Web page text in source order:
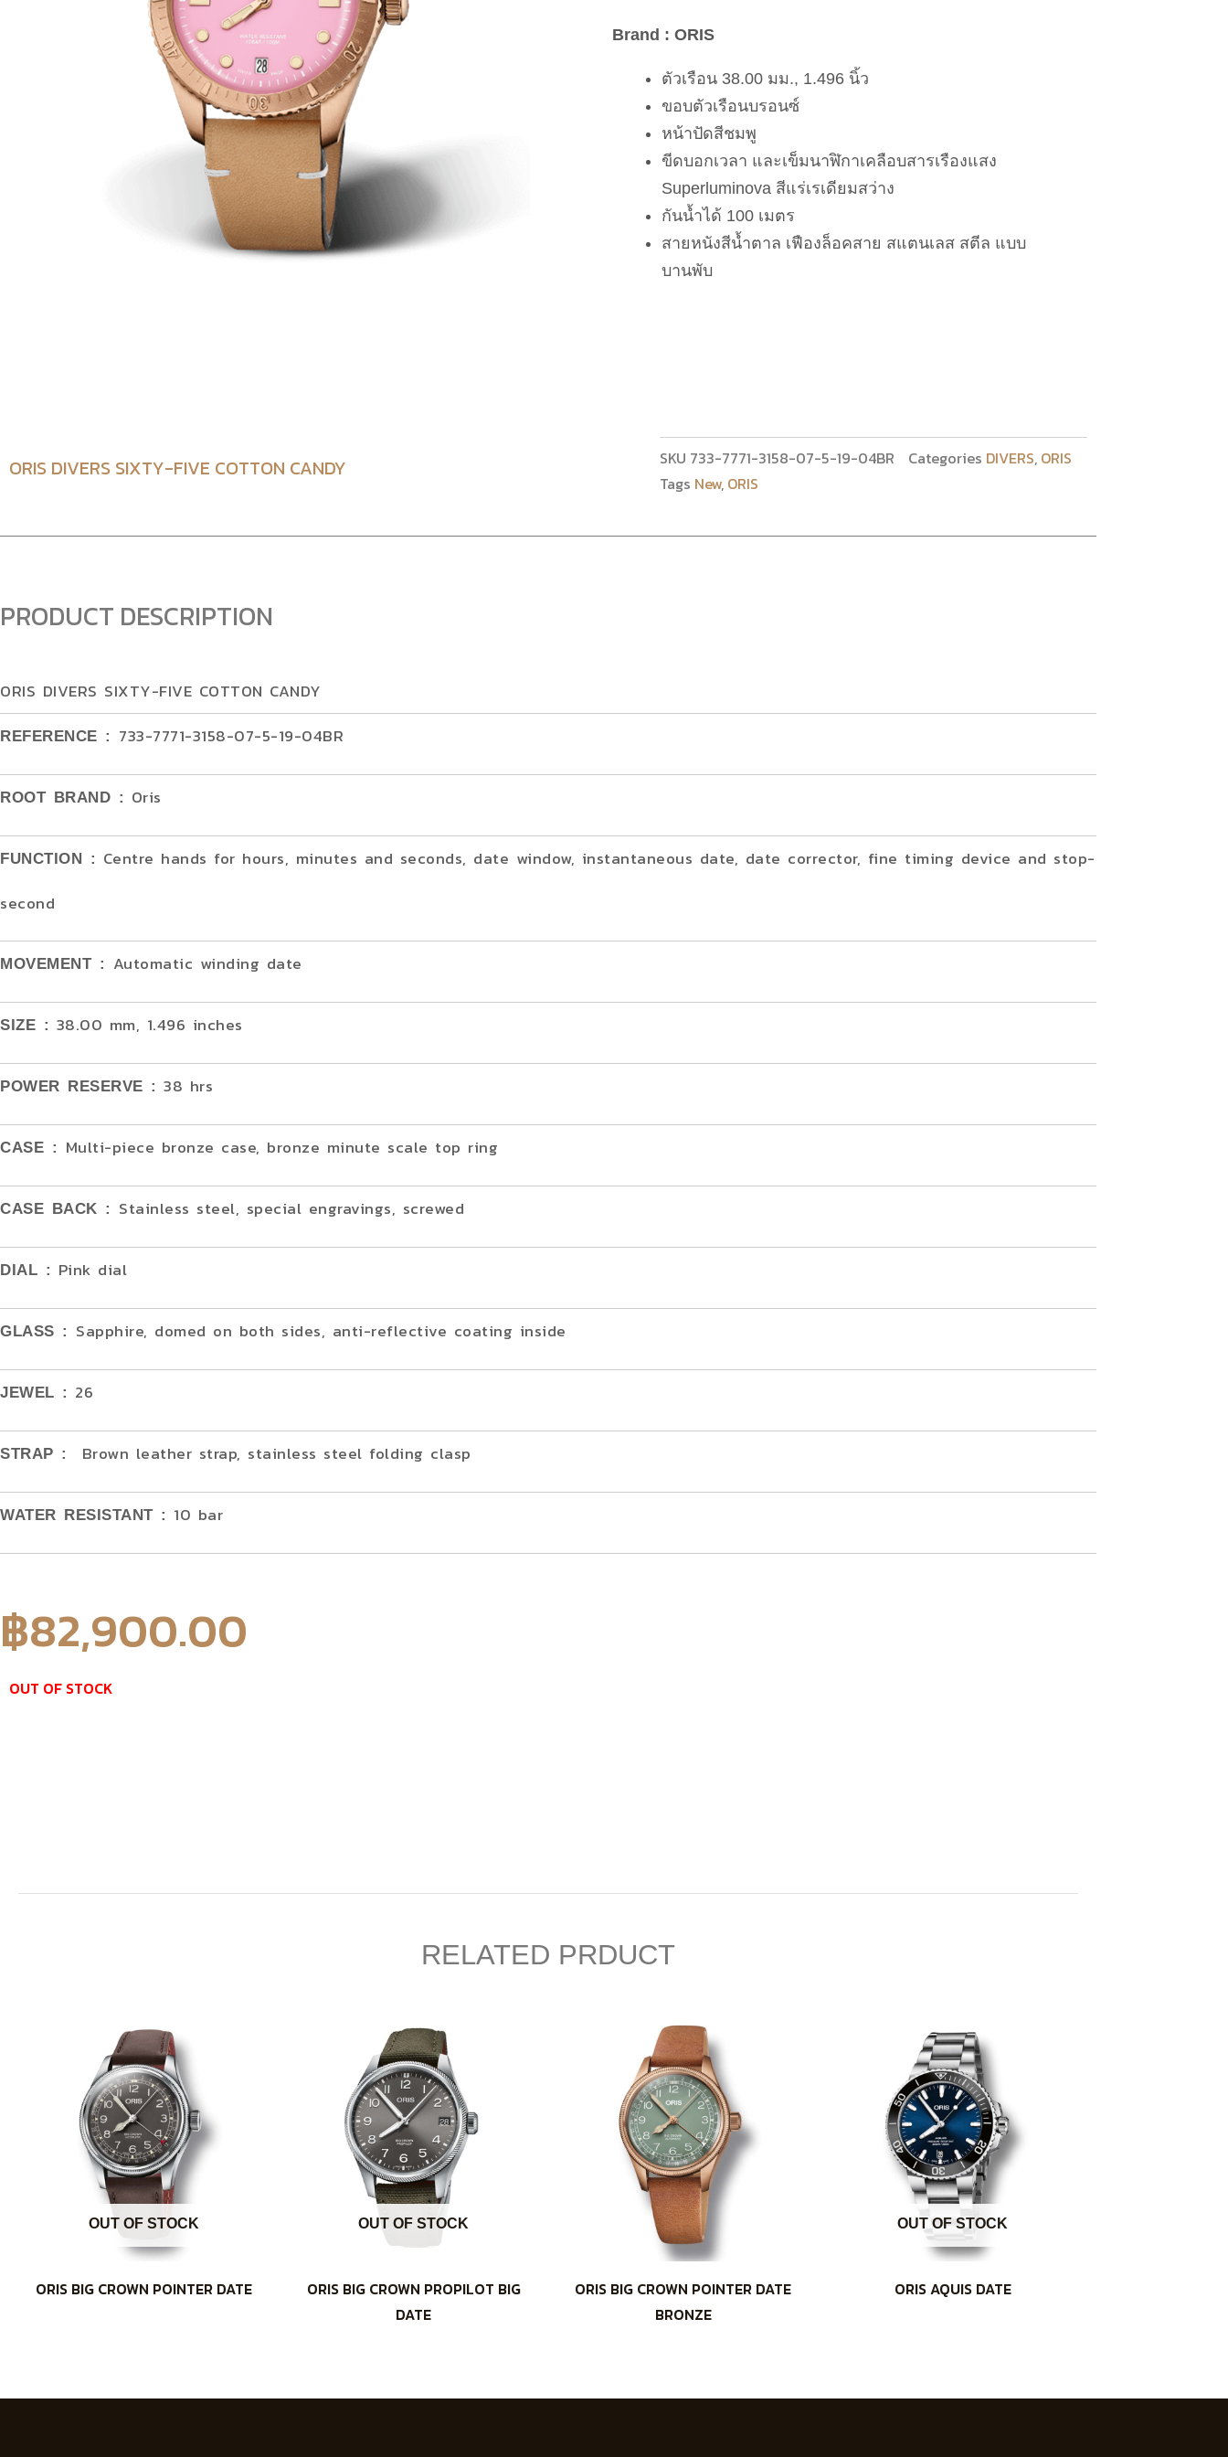
Brand : ORIS
ตัวเรือน 38.00 มม., 1.496 นิ้ว
ขอบตัวเรือนบรอนซ์
หน้าปัดสีชมพู
ขีดบอกเวลา และเข็มนาฬิกาเคลือบสารเรืองแสง
Superluminova สีแร่เรเดียมสว่าง
กันน้ำได้ 100 เมตร
สายหนังสีน้ำตาล เฟืองล็อคสาย สแตนเลส สตีล แบบ
บานพับ
ORIS DIVERS SIXTY-FIVE COTTON CANDY SKU 733-7771-3158-07-5-19-04BR Categories DIVERS, ORIS
Tags New, ORIS
PRODUCT DESCRIPTION
ORIS DIVERS SIXTY-FIVE COTTON CANDY
REFERENCE : 733-7771-3158-07-5-19-04BR
ROOT BRAND : Oris
FUNCTION : Centre hands for hours, minutes and seconds, date window, instantaneous date, date corrector, fine timing device and stop-
second
MOVEMENT : Automatic winding date
SIZE : 38.00 mm, 1.496 inches
POWER RESERVE : 38 hrs
CASE : Multi-piece bronze case, bronze minute scale top ring
CASE BACK : Stainless steel, special engravings, screwed
DIAL : Pink dial
GLASS : Sapphire, domed on both sides, anti-reflective coating inside
JEWEL : 26
STRAP : Brown leather strap, stainless steel folding clasp
WATER RESISTANT : 10 bar
฿82,900.00
OUT OF STOCK
RELATED PRDUCT
OUT OF STOCK
ORIS BIG CROWN POINTER DATE
OUT OF STOCK
ORIS BIG CROWN PROPILOT BIG
DATE
ORIS BIG CROWN POINTER DATE
BRONZE
OUT OF STOCK
ORIS AQUIS DATE